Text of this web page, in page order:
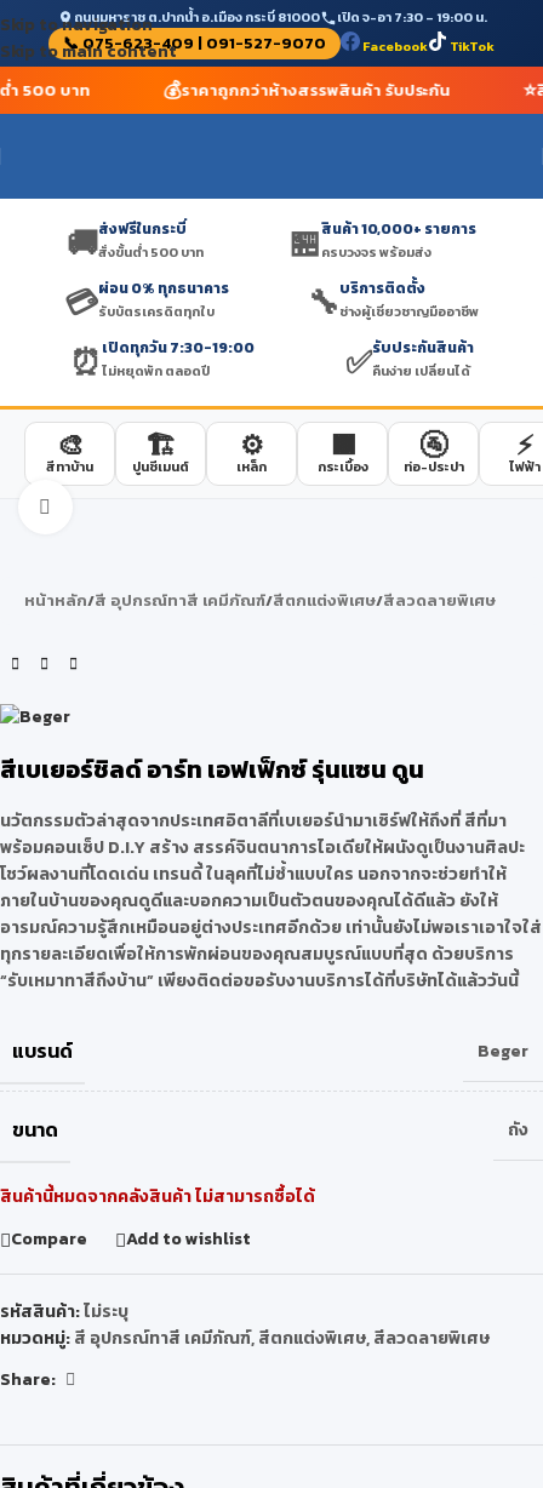
Skip to navigation
Skip to main content
ถนนมหาราช ต.ปากน้ำ อ.เมือง กระบี่ 81000 เปิด จ-อา 7:30 – 19:00 น.
📞 075-623-409 | 091-527-9070 Facebook TikTok
ำ 500 บาท 💰ราคาถูกกว่าห้างสรรพสินค้า รับประกัน ⭐
🚚ส่งฟรีในกระบี่
สั่งขั้นต่ำ 500 บาท 🏪สินค้า 10,000+ รายการ
ครบวงจร พร้อมส่ง
💳ผ่อน 0% ทุกธนาคาร
รับบัตรเครดิตทุกใบ 🔧บริการติดตั้ง
ช่างผู้เชี่ยวชาญมืออาชีพ
⏰ เปิดทุกวัน 7:30-19:00
ไม่หยุดพัก ตลอดปี ✅รับประกันสินค้า
คืนง่าย เปลี่ยนได้
🎨
สีทาบ้าน
🏗️
ปูนซีเมนต์
⚙️
เหล็ก
🟫
กระเบื้อง
🚰
ท่อ-ประปา
⚡
ไฟฟ้า
Click to enlarge
หน้าหลัก/สี อุปกรณ์ทาสี เคมีภัณฑ์/สีตกแต่งพิเศษ/สีลวดลายพิเศษ
สีเบเยอร์ชิลด์ อาร์ท เอฟเฟ็กซ์ รุ่นแซน ดูน
นวัตกรรมตัวล่าสุดจากประเทศอิตาลีที่เบเยอร์นำมาเซิร์ฟให้ถึงที่ สีที่มา
พร้อมคอนเซ็ป D.I.Y สร้าง สรรค์จินตนาการไอเดียให้ผนังดูเป็นงานศิลปะ
โชว์ผลงานที่โดดเด่น เทรนดี้ ในลุคที่ไม่ซ้ำแบบใคร นอกจากจะช่วยทำให้
ภายในบ้านของคุณดูดีและบอกความเป็นตัวตนของคุณได้ดีแล้ว ยังให้
อารมณ์ความรู้สึกเหมือนอยู่ต่างประเทศอีกด้วย เท่านั้นยังไม่พอเราเอาใจใส่
ทุกรายละเอียดเพื่อให้การพักผ่อนของคุณสมบูรณ์แบบที่สุด ด้วยบริการ
“รับเหมาทาสีถึงบ้าน” เพียงติดต่อขอรับงานบริการได้ที่บริษัทได้แล้ววันนี้
แบรนด์ Beger
ขนาด ถัง
สินค้านี้หมดจากคลังสินค้า ไม่สามารถซื้อได้
Compare
Add to wishlist
รหัสสินค้า:ไม่ระบุ
หมวดหมู่:สี อุปกรณ์ทาสี เคมีภัณฑ์,สีตกแต่งพิเศษ,สีลวดลายพิเศษ
Share: